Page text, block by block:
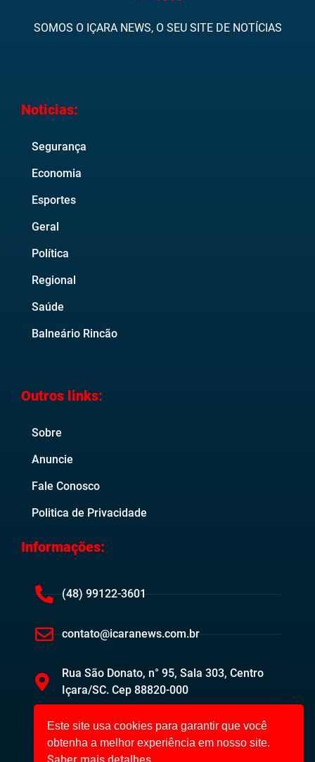
SOMOS O IÇARA NEWS, O SEU SITE DE NOTÍCIAS
Noticias:
Segurança
Economia
Esportes
Geral
Política
Regional
Saúde
Balneário Rincão
Outros links:
Sobre
Anuncie
Fale Conosco
Politica de Privacidade
Informações:
(48) 99122-3601
contato@icaranews.com.br
Rua São Donato, n° 95, Sala 303, Centro
Içara/SC. Cep 88820-000
Este site usa cookies para garantir que você
obtenha a melhor experiência em nosso site.